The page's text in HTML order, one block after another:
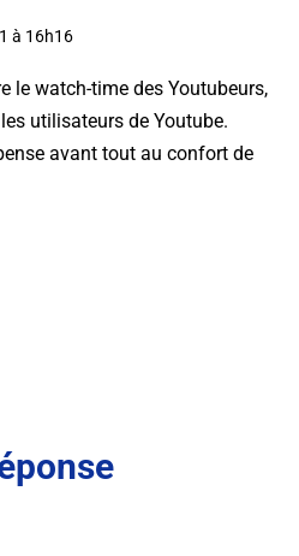
à 16h16
le watch-time des Youtubeurs,
utilisateurs de Youtube.
avant tout au confort de